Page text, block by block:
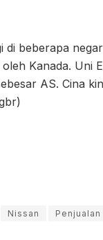
di beberapa
Kanada. Uni
AS. Cina
Nissan Penjualan